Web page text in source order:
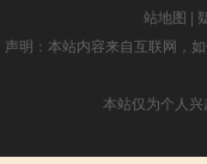
站地图 |
声明：本站内容来自互联网，
本站仅为个人